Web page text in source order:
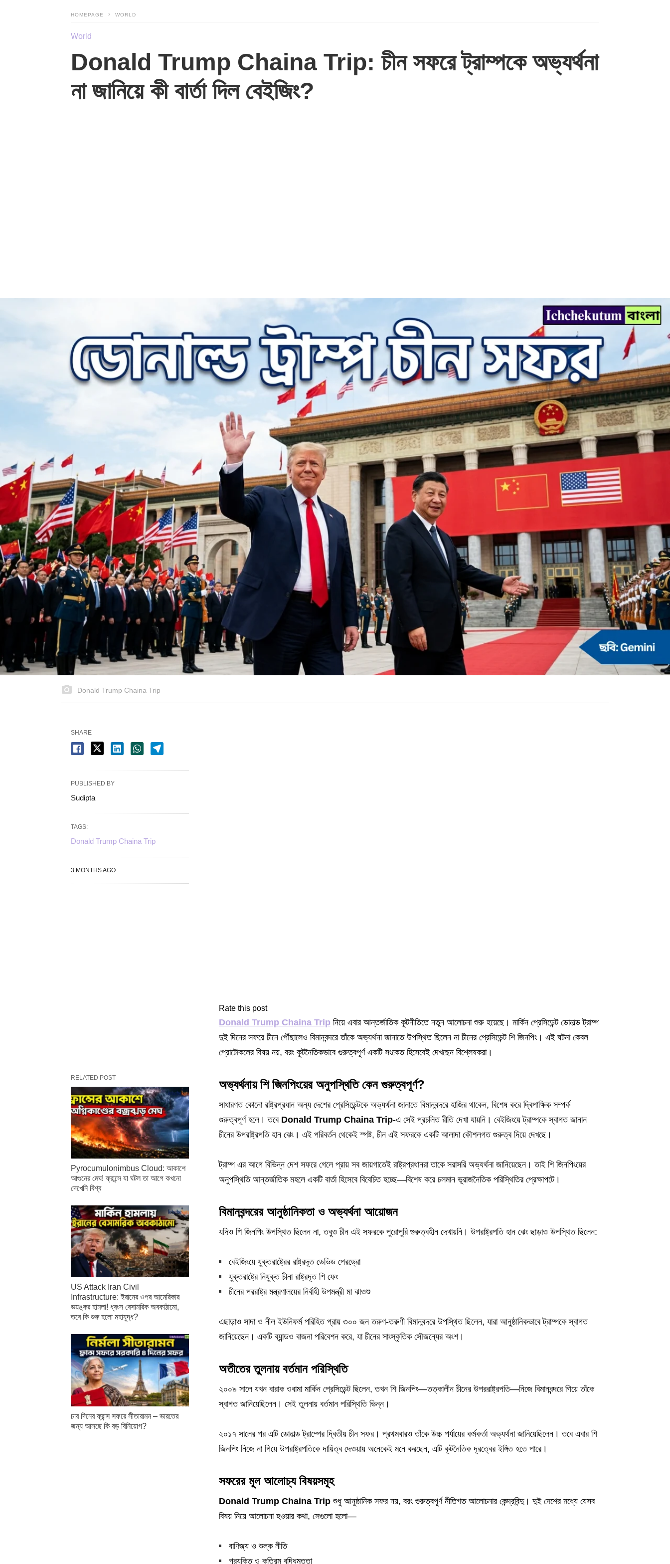
HOMEPAGE WORLD
World
Donald Trump Chaina Trip: চীন সফরে ট্রাম্পকে অভ্যর্থনা
না জানিয়ে কী বার্তা দিল বেইজিং?
Donald Trump Chaina Trip
Rate this post
Donald Trump Chaina Trip নিয়ে এবার আন্তর্জাতিক কূটনীতিতে নতুন আলোচনা শুরু হয়েছে। মার্কিন প্রেসিডেন্ট ডোনাল্ড ট্রাম্প
দুই দিনের সফরে চীনে পৌঁছালেও বিমানবন্দরে তাঁকে অভ্যর্থনা জানাতে উপস্থিত ছিলেন না চীনের প্রেসিডেন্ট শি জিনপিং। এই ঘটনা কেবল
প্রোটোকলের বিষয় নয়, বরং কূটনৈতিকভাবে গুরুত্বপূর্ণ একটি সংকেত হিসেবেই দেখছেন বিশ্লেষকরা।
অভ্যর্থনায় শি জিনপিংয়ের অনুপস্থিতি কেন গুরুত্বপূর্ণ?
সাধারণত কোনো রাষ্ট্রপ্রধান অন্য দেশের প্রেসিডেন্টকে অভ্যর্থনা জানাতে বিমানবন্দরে হাজির থাকেন, বিশেষ করে দ্বিপাক্ষিক সম্পর্ক
গুরুত্বপূর্ণ হলে। তবে Donald Trump Chaina Trip-এ সেই প্রচলিত রীতি দেখা যায়নি। বেইজিংয়ে ট্রাম্পকে স্বাগত জানান
চীনের উপরাষ্ট্রপতি হান ঝেং। এই পরিবর্তন থেকেই স্পষ্ট, চীন এই সফরকে একটি আলাদা কৌশলগত গুরুত্ব দিয়ে দেখছে।
ট্রাম্প এর আগে বিভিন্ন দেশ সফরে গেলে প্রায় সব জায়গাতেই রাষ্ট্রপ্রধানরা তাকে সরাসরি অভ্যর্থনা জানিয়েছেন। তাই শি জিনপিংয়ের
অনুপস্থিতি আন্তর্জাতিক মহলে একটি বার্তা হিসেবে বিবেচিত হচ্ছে—বিশেষ করে চলমান ভূরাজনৈতিক পরিস্থিতির প্রেক্ষাপটে।
বিমানবন্দরের আনুষ্ঠানিকতা ও অভ্যর্থনা আয়োজন
যদিও শি জিনপিং উপস্থিত ছিলেন না, তবুও চীন এই সফরকে পুরোপুরি গুরুত্বহীন দেখায়নি। উপরাষ্ট্রপতি হান ঝেং ছাড়াও উপস্থিত ছিলেন:
বেইজিংয়ে যুক্তরাষ্ট্রের রাষ্ট্রদূত ডেভিড পেরড্রো
যুক্তরাষ্ট্রে নিযুক্ত চীনা রাষ্ট্রদূত শি ফেং
চীনের পররাষ্ট্র মন্ত্রণালয়ের নির্বাহী উপমন্ত্রী মা ঝাওশু
এছাড়াও সাদা ও নীল ইউনিফর্ম পরিহিত প্রায় ৩০০ জন তরুণ-তরুণী বিমানবন্দরে উপস্থিত ছিলেন, যারা আনুষ্ঠানিকভাবে ট্রাম্পকে স্বাগত
জানিয়েছেন। একটি ব্যান্ডও বাজনা পরিবেশন করে, যা চীনের সাংস্কৃতিক সৌজন্যের অংশ।
অতীতের তুলনায় বর্তমান পরিস্থিতি
২০০৯ সালে যখন বারাক ওবামা মার্কিন প্রেসিডেন্ট ছিলেন, তখন শি জিনপিং—তত্কালীন চীনের উপররাষ্ট্রপতি—নিজে বিমানবন্দরে গিয়ে তাঁকে
স্বাগত জানিয়েছিলেন। সেই তুলনায় বর্তমান পরিস্থিতি ভিন্ন।
২০১৭ সালের পর এটি ডোনাল্ড ট্রাম্পের দ্বিতীয় চীন সফর। প্রথমবারও তাঁকে উচ্চ পর্যায়ের কর্মকর্তা অভ্যর্থনা জানিয়েছিলেন। তবে এবার শি
জিনপিং নিজে না গিয়ে উপরাষ্ট্রপতিকে দায়িত্ব দেওয়ায় অনেকেই মনে করছেন, এটি কূটনৈতিক দূরত্বের ইঙ্গিত হতে পারে।
সফরের মূল আলোচ্য বিষয়সমূহ
Donald Trump Chaina Tripশুধু আনুষ্ঠানিক সফর নয়, বরং গুরুত্বপূর্ণ নীতিগত আলোচনার কেন্দ্রবিন্দু। দুই দেশের মধ্যে যেসব
বিষয় নিয়ে আলোচনা হওয়ার কথা, সেগুলো হলো—
বাণিজ্য ও শুল্ক নীতি
প্রযুক্তি ও কৃত্রিম বুদ্ধিমত্তা
SHARE
PUBLISHED BY
Sudipta
TAGS:
Donald Trump Chaina Trip
3 MONTHS AGO
RELATED POST
Pyrocumulonimbus Cloud: আকাশে
আগুনের মেঘ! ফ্রান্সে যা ঘটল তা আগে কখনো
দেখেনি বিশ্ব
US Attack Iran Civil
Infrastructure: ইরানের ওপর আমেরিকার
ভয়ঙ্কর হামলা! ধ্বংস বেসামরিক অবকাঠামো,
তবে কি শুরু হলো মহাযুদ্ধ?
চার দিনের ফ্রান্স সফরে সীতারামন – ভারতের
জন্য আসছে কি বড় বিনিয়োগ?